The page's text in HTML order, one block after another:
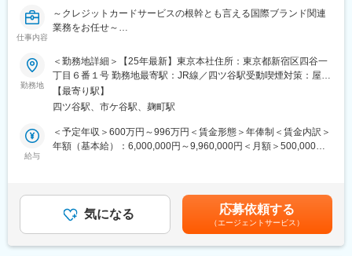
う豊里駅、今里駅(地下鉄)、桃谷駅、千林大宮駅、鴫野駅、東天下
茶屋駅、沢ノ町駅、駒川中野駅、西天下茶屋駅、三国駅(大阪府)、
横堤駅、住ノ江駅、喜連瓜破駅、大阪梅田駅(阪急線)、堺筋本町
駅、石橋阪大前駅、大阪城北詰駅、なんば駅(地下鉄)、西大橋駅、
弁天町駅、北千里駅、曽根駅(大阪府)、南摂津駅、大日駅、長堀橋
駅、枚方公園駅、高槻駅、りんくうタウン駅、八尾南駅、千里中
央駅(北大阪急行)、古川橋駅、伏見桃山駅、馬堀駅、淀駅、松井山
市営)、洛西口駅、二条駅、五条駅(京都市営)、上鳥羽口駅、貴船
口駅、桃山駅、大池駅、中埠頭駅、星の駅、岡本駅(兵庫県)、滝の
学研奈良登美ケ丘駅、近江八幡駅、草津駅(滋賀県)、石山駅、近江
神宮前駅、南彦根駅、中松江駅、和歌山駅、紀ノ川駅、木太町
駅、新居浜駅、井口駅(広島県)、ししぶ駅、遠賀野駅、花畑駅、宇
美駅、行橋駅、赤間駅、西鉄柳川駅、筑前前原駅、蒲池駅(福岡
仕事内容
～クレジットカードサービスの根幹とも言える国際ブランド関連
業務をお任せ～
■具体的な業務内容：
・国際ブランドへの各種申請、報告
・国際ブランドからの情報収集、
ならびにグローバル基準に則したクレジットカードのソリューシ
ョン導入等の企画検討
・国際ブランドのルール等に沿った業務の企画・立案・推進
・国際ブランドとのイシュイング
クレジットカードサービスの根幹とも言える国際ブランド関連の
業務に携わることにより、会社への貢献度が高い業務です。
ブランドとのインセンティブ交渉を通じた直接的な利益貢献に加
勤務地
＜勤務地詳細＞【25年最新】東京本社住所：東京都新宿区四谷一
丁目６番１号 勤務地最寄駅：JR線／四ツ谷駅受動喫煙対策：屋内
喫煙可能場所あり変更の範囲：会社の定める事業所（リモートワ
ーク含む）
【最寄り駅】
四ツ谷駅、市ケ谷駅、麹町駅
給与
＜予定年収＞600万円～996万円＜賃金形態＞年俸制＜賃金内訳＞
年額（基本給）：6,000,000円～9,960,000円＜月額＞500,000円
センティブ）を支給（年1回）賃金はあくまでも目安の金額であ
り、選考を通じて上下する可能性があります。月給(月額)は固定手
当を含めた表記です。
気になる 応募依頼する
（エージェントサービス）